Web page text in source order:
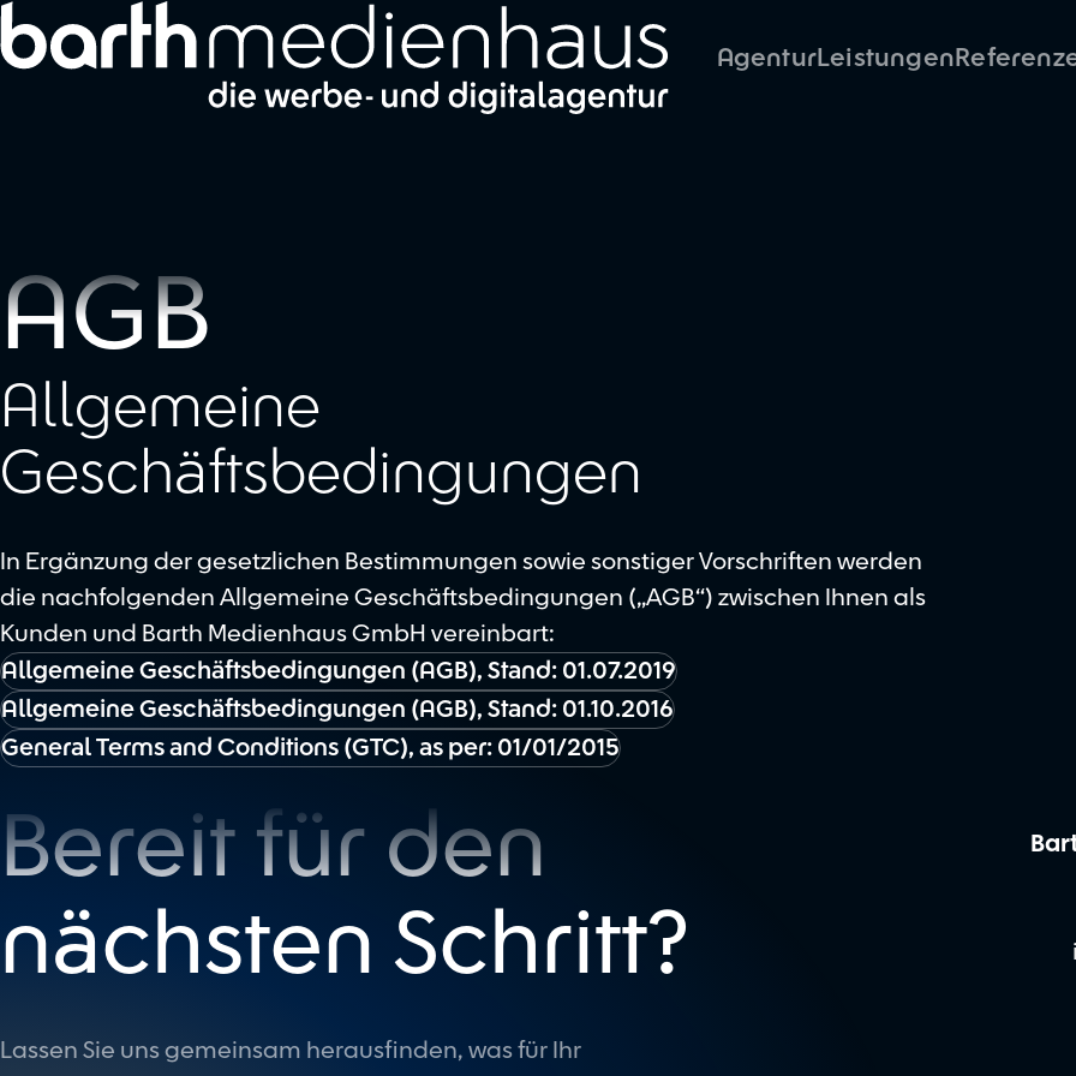
Zum Hauptinhalt springen
AgenturLeistungen
AGB
Allgemeine
Geschäftsbedingungen
In Ergänzung der gesetzlichen Bestimmungen sowie sonstiger Vorschriften werden
die nachfolgenden Allgemeine Geschäftsbedingungen („AGB“) zwischen Ihnen als
Kunden und Barth Medienhaus GmbH vereinbart:
Allgemeine Geschäftsbedingungen (AGB), Stand: 01.07.2019
Allgemeine Geschäftsbedingungen (AGB), Stand: 01.10.2016
General Terms and Conditions (GTC), as per: 01/01/2015
Bereit für den
nächsten Schritt?
Lassen Sie uns gemeinsam herausfinden, was für Ihr